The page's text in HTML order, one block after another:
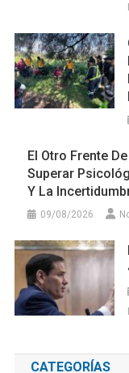
El Otro Frente
Superar
Y La
09/08/2026
CATEGORÍAS